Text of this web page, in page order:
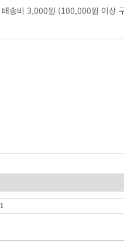
배송비 3,000원 (100,000원 이상